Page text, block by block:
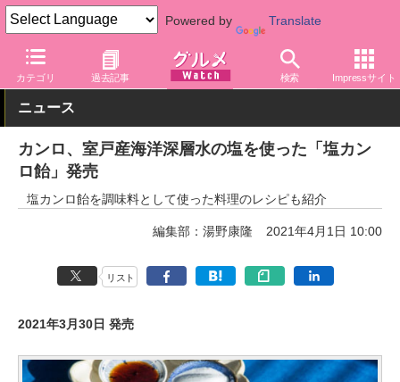
Powered by Translate
カテゴリ 過去記事 検索 Impressサイト
グルメ Watch 菓子・スイーツ あめ・ガム・グミ
ニュース
カンロ、室戸産海洋深層水の塩を使った「塩カン
ロ飴」発売
塩カンロ飴を調味料として使った料理のレシピも紹介
編集部：湯野康隆 2021年4月1日 10:00
リスト
2021年3月30日 発売